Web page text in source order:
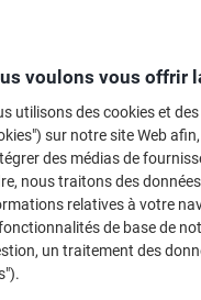
voulons vous offrir
utilisons des cookies et
sur notre site Web
des médias de
nous traitons des
relatives à votre
de base de
un traitement des